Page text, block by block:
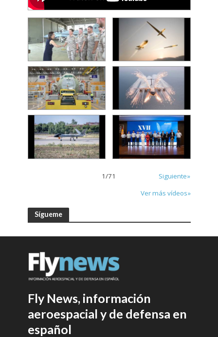
1/71
Siguiente»
Ver más vídeos»
Sígueme
Fly News, información
aeroespacial y de defensa en
español